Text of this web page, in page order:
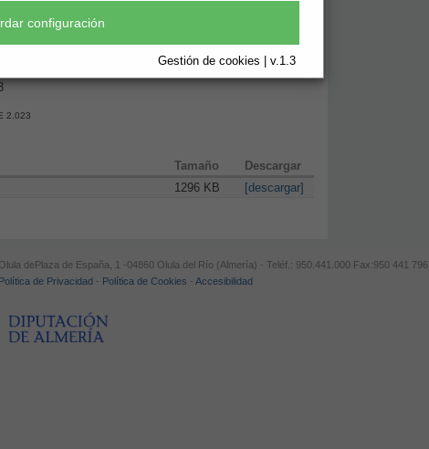
configuración
Gestión de cookies | v.1.3
2.023
Tamaño
Descargar
1296 KB [descargar]
dePlaza de España, 1 -04860 Olula del Río (Almería) - Teléf.: 950.441.000 Fax:950 441 796
Política de Privacidad- Política de Cookies - Accesibilidad